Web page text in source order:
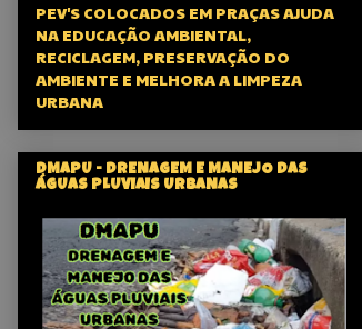
PEV'S COLOCADOS EM PRAÇAS AJUDA
NA EDUCAÇÃO AMBIENTAL,
RECICLAGEM, PRESERVAÇÃO DO
AMBIENTE E MELHORA A LIMPEZA
URBANA
DMAPU - DRENAGEM E MANEJO DAS
ÁGUAS PLUVIAIS URBANAS